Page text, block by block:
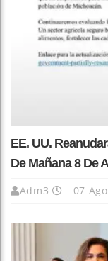
EE. UU.
De Mañana 8 De
Adm3 07